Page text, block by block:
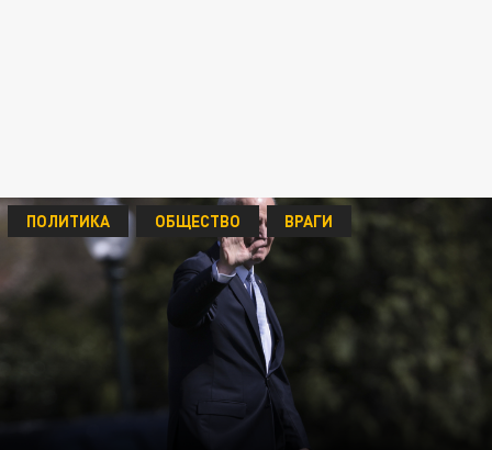
ПОЛИТИКА ОБЩЕСТВО ВРАГИ